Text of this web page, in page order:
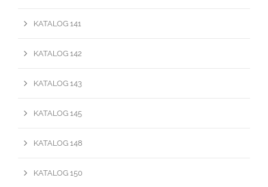
KATALOG 141
KATALOG 142
KATALOG 143
KATALOG 145
KATALOG 148
KATALOG 150